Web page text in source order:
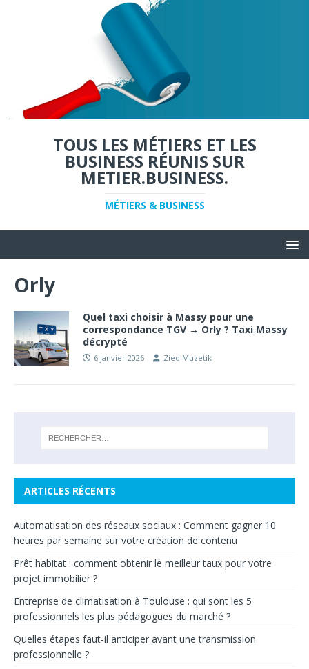
TOUS LES MÉTIERS ET LES
BUSINESS RÉUNIS SUR
METIER.BUSINESS.
MÉTIERS & BUSINESS
Orly
Quel taxi choisir à Massy pour une
correspondance TGV → Orly ? Taxi Massy
décrypté
6 janvier 2026 Zied Muzetik
ARTICLES RÉCENTS
Automatisation des réseaux sociaux : Comment gagner 10
heures par semaine sur votre création de contenu
Prêt habitat : comment obtenir le meilleur taux pour votre
projet immobilier ?
Entreprise de climatisation à Toulouse : qui sont les 5
professionnels les plus pédagogues du marché ?
Quelles étapes faut-il anticiper avant une transmission
professionnelle ?